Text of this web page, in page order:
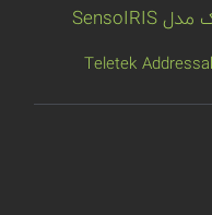
دتکتور حرارتی آدرس پذیر تله تک مدل SensoIRIS
Teletek